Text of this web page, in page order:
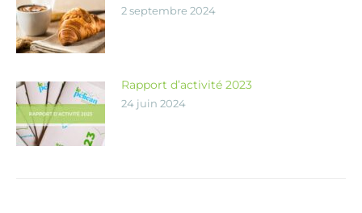
2 septembre 2024
Rapport d’activité 2023
24 juin 2024